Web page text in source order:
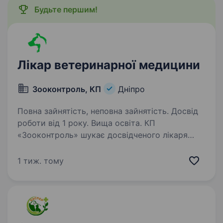
Будьте першим!
Лікар ветеринарної медицини
Зооконтроль, КП Дніпро
Повна зайнятість, неповна зайнятість. Досвід
роботи від 1 року. Вища освіта. КП
«Зооконтроль» шукає досвідченого лікаря
роботи у місті Дніпро. Основні обов’язки:
1 тиж. тому